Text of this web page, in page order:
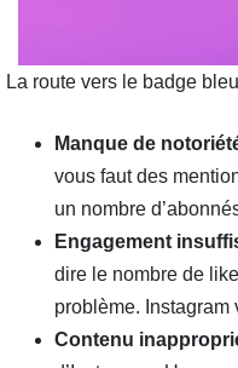
La route vers le badge
Manque de
vous faut des
un nombre
Engagement
dire le nombre de
problème. Instagram
Contenu